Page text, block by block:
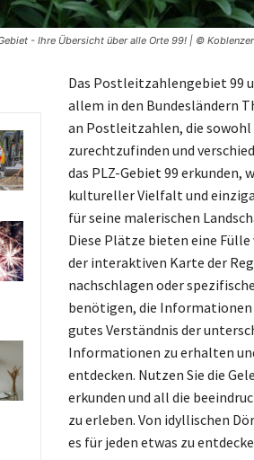
- Ihre Übersicht über alle Orte 99! | ©
Das Postleitzahlengebiet 99
allem in den Bundesländern
an Postleitzahlen, die sowohl
zurechtzufinden und
das PLZ-Gebiet 99 erkunden,
kultureller Vielfalt und
für seine malerischen
Diese Plätze bieten eine
der interaktiven Karte der
nachschlagen oder
benötigen, die Informationen
gutes Verständnis der
Informationen zu erhalten
entdecken. Nutzen Sie die
erkunden und all die
zu erleben. Von idyllischen
es für jeden etwas zu